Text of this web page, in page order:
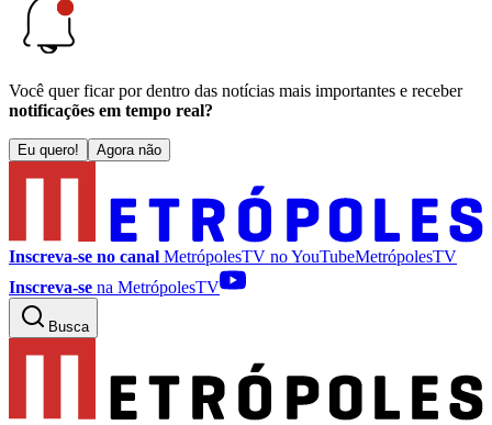
Você quer ficar por dentro das notícias mais importantes e receber
notificações em tempo real?
Eu quero! Agora não
Inscreva-se no canal MetrópolesTV noYouTubeMetrópolesTV
Inscreva-se na MetrópolesTV
Busca